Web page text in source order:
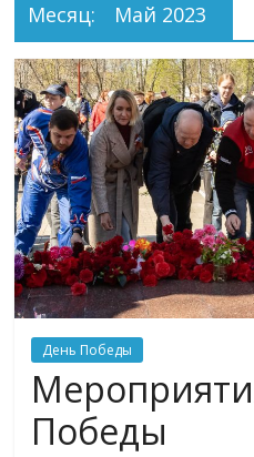
Месяц: Май 2023
День Победы
Победы